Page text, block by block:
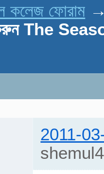
কলেজ ফোরাম
The
2011-